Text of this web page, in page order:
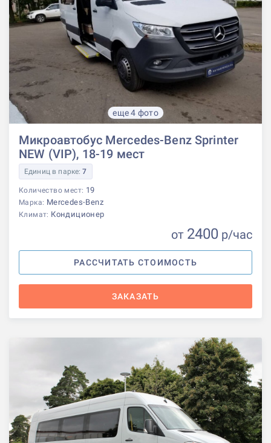
еще 4 фото
Микроавтобус Mercedes-Benz Sprinter
NEW (VIP), 18-19 мест
Единиц в парке:7
Количество мест: 19
Марка: Mercedes-Benz
Климат: Кондиционер
от 2400 р/час
РАССЧИТАТЬ СТОИМОСТЬ
ЗАКАЗАТЬ